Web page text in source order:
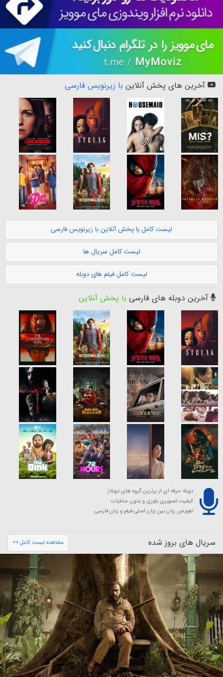
آخرین های پخش آنلاین با زیرنویس فارسی
لیست کامل با پخش آنلاین با زیرنویس فارسی
لیست کامل سریال ها
لیست کامل فیلم های دوبله
آخرین دوبله های فارسی با پخش آنلاین
دوبله حرفه ای از برترین گروه های دوبلاژ
کیفیت تصویری بلوری و بدون حذفیات
تعویض زبان بین زبان اصلی فیلم و زبان فارسی
سریال های بروز شده مشاهده لیست کامل >>